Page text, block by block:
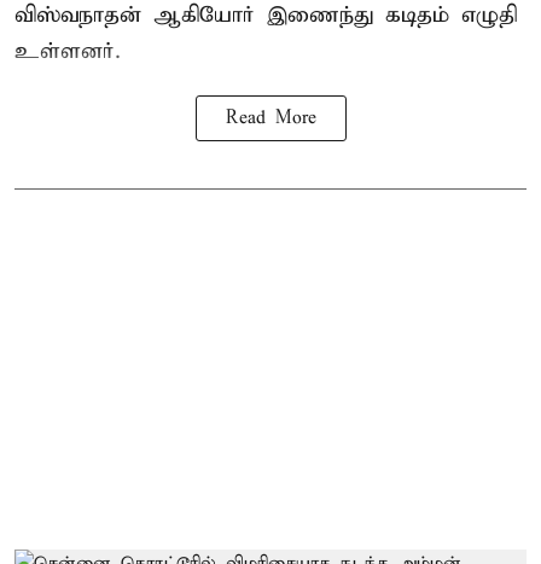
விஸ்வநாதன் ஆகியோர் இணைந்து கடிதம் எழுதி
உள்ளனர்.
Read More